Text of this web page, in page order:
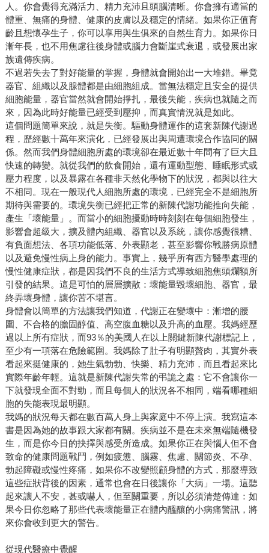
人。你會覺得充滿活力、精力充沛且頭腦清晰。你會擁有適當的
體重、無痛的身體、健康的皮膚以及穩定的情緒。如果你正值育
齡且想懷孕生子，你可以享用與生俱來的自然生育力。如果你日
漸年長，也不用焦慮往後身體或腦力會斷崖式衰退，或發展出家
族遺傳疾病。
不過若失去了對好能量的掌握，身體就會開始出一大堆錯。畢竟
器官、組織以及腺體都是由細胞組成。當無法穩定且安全的提供
細胞能量，器官當然就會開始掙扎，最後失能，疾病也就隨之而
來，因為此時好能量已經受到壓抑，而真實情況就是如此。
這個問題簡單來說，就是失衡。驅動身體運作的這套新陳代謝過
程，歷經數十萬年來演化，已經發展出與周遭環境合作協同的關
係。然而我們身體細胞所處的環境卻在最近數十年間有了巨大且
快速的轉變。就從我們的飲食開始，還有運動型態、睡眠形式或
壓力程度，以及暴露在各種非天然化學物下的狀況，都與以往大
不相同。現在一般現代人細胞所處的環境，已經完全不是細胞所
期待與需要的。環境失衡已經把正常的新陳代謝功能推向失能，
產生「壞能量」。而當小的細胞擾動時時刻刻在每個細胞發生，
影響會超級大，擴及體內組織、器官以及系統，讓你感覺很糟、
有負面想法、各項功能低落、外表顯老，甚至影響你戰勝病原體
以及避免慢性病上身的能力。事實上，幾乎所有西方醫學處理的
慢性健康症狀，都是因我們不良的生活方式導致細胞焦頭爛額所
引發的結果。這是可怕的層層擴散：壞能量毀壞細胞、器官，最
終弄壞身體，讓你苦不堪言。
身體會以簡單的方法讓我們知道，代謝正在變壞中：漸增的腰
圍、不合格的膽固醇值、高空腹血糖以及升高的血壓。我媽經歷
過以上所有症狀，而93％的美國人在以上關鍵新陳代謝標記上，
至少有一項落在危險範圍。我媽除了肚子有明顯贅肉，其實外表
看起來挺健康的，她生氣勃勃、快樂、精力充沛，而且看起來比
實際年齡年輕。這就是新陳代謝失常的弔詭之處：它不會讓你一
下就發現全面不對勁，而且每個人的狀況各不相同，端看哪種細
胞的失能表現最明顯。
我媽的狀況每天都在數百萬人身上與家庭中不停上演。我寫這本
書是因為她的故事跟大家都有關。疾病並不是在未來無端隨機發
生，而是你今日的抉擇與感受所造成。如果你正在與惱人但不會
致命的健康問題戰鬥，例如疲憊、腦霧、焦慮、關節炎、不孕、
勃起障礙或慢性疼痛，如果你不改變照顧身體的方式，那麼導致
這些症狀背後的因素，通常也會在日後讓你「大病」一場。這聽
起來讓人不安，甚或嚇人，但至關重要，所以必須清楚傳達：如
果今日你忽略了那些代表壞能量正在體內醞釀的小病痛警訊，將
來你會收到更大的警告。
從現代醫療中覺醒